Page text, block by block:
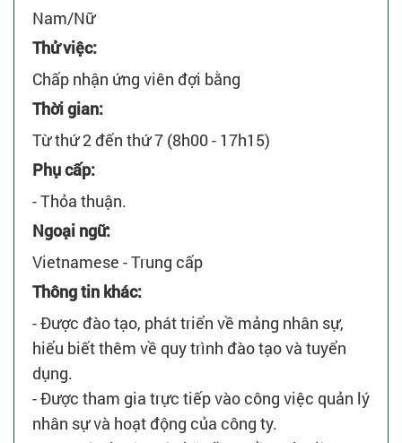
Nam/Nữ
Thử việc:
Chấp nhận ứng viên đợi bằng
Thời gian:
Từ thứ 2 đến thứ 7 (8h00 - 17h15)
Phụ cấp:
- Thỏa thuận.
Ngoại ngữ:
Vietnamese - Trung cấp
Thông tin khác:
- Được đào tạo, phát triển về mảng nhân sự,
hiểu biết thêm về quy trình đào tạo và tuyển
dụng.
- Được tham gia trực tiếp vào công việc quản lý
nhân sự và hoạt động của công ty.